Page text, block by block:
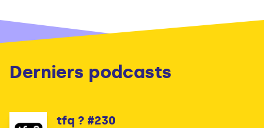
Derniers podcasts
tfq ? #230